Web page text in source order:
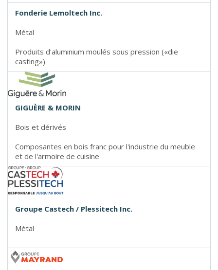
Fonderie Lemoltech Inc.
Métal
Produits d'aluminium moulés sous pression («die
casting»)
GIGUÈRE & MORIN
Bois et dérivés
Composantes en bois franc pour l'industrie du meuble
et de l'armoire de cuisine
Groupe Castech / Plessitech Inc.
Métal